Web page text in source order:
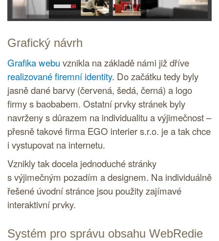
Grafický návrh
Grafika webu vznikla na základě námi již dříve
realizované firemní identity. Do začátku tedy byly
jasně dané barvy (červená, šedá, černá) a logo
firmy s baobabem. Ostatní prvky stránek byly
navrženy s důrazem na individualitu a výjimečnost –
přesně takové firma EGO interier s.r.o. je a tak chce
i vystupovat na internetu.
Vznikly tak docela jednoduché stránky
s výjimečným pozadím a designem. Na individuálně
řešené úvodní stránce jsou použity zajímavé
interaktivní prvky.
Systém pro správu obsahu WebRedie